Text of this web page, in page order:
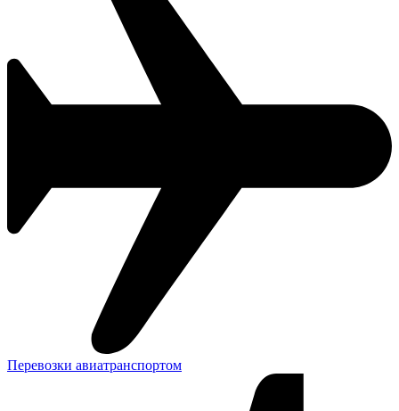
Перевозки авиатранспортом